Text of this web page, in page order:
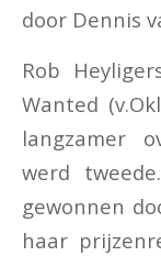
door Dennis
Rob
Wanted
langzamer
werd
gewonnen
haar